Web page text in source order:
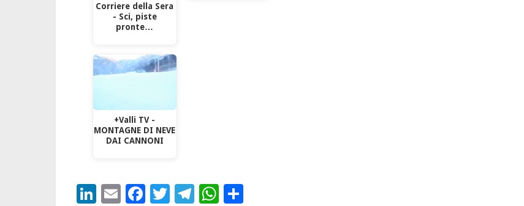
Corriere della Sera
- Sci, piste
pronte…
+Valli TV -
MONTAGNE DI NEVE
DAI CANNONI
LinkedIn
EmailFacebook
Twitter
Telegram
WhatsApp